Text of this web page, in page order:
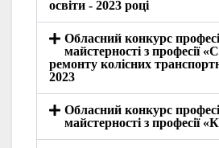
освіти - 2023 році
Обласний конкурс
майстерності з професії
ремонту колісних
2023
Обласний конкурс
майстерності з професії